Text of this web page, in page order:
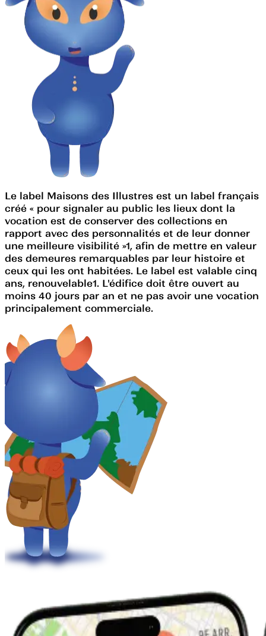
Le label Maisons des Illustres est un label français
créé « pour signaler au public les lieux dont la
vocation est de conserver des collections en
rapport avec des personnalités et de leur donner
une meilleure visibilité »1, afin de mettre en valeur
des demeures remarquables par leur histoire et
ceux qui les ont habitées. Le label est valable cinq
ans, renouvelable1. L'édifice doit être ouvert au
moins 40 jours par an et ne pas avoir une vocation
principalement commerciale.